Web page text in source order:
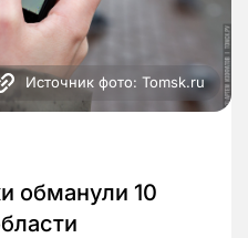
Источник фото: Tomsk.ru
обманули 10